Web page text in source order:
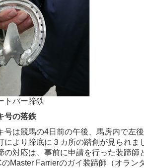
トバー蹄鉄
号の落鉄
号は競馬の4日前の午後、馬房内で左
により蹄底に３カ所の踏創が見られま
の対応は、事前に申請を行った装蹄師
Master Farrierのガイ装蹄師（オラン